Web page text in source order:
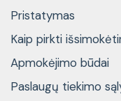
Pristatymas
Kaip pirkti
Apmokėjimo būdai
Paslaugų tiekimo